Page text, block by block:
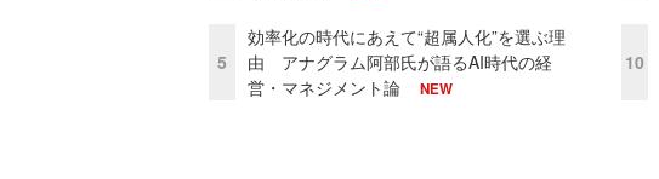
5
効率化の時代にあえて“超属人化”を選ぶ理
由 アナグラム阿部氏が語るAI時代の経
営・マネジメント論
NEW
10